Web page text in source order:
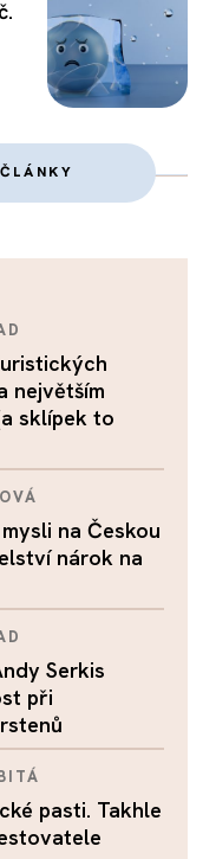
největším
sklípek to
na Českou
nárok na
Serkis
při
pasti. Takhle